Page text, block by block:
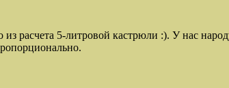
из расчета 5-литровой кастрюли :). У нас